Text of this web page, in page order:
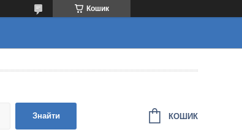
Кошик
Знайти КОШИК